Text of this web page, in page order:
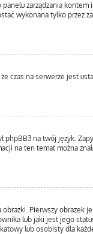
zarządzania
wykonana tylko przez
czas na serwerze jest
phpBB3 na twój język.
na ten temat można
Pierwszy obrazek
lub jaki jest jego
lub osobisty dla